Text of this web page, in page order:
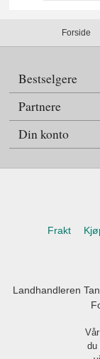
Forside
Bestselgere
Partnere
Din konto
Frakt
Landhandleren
du